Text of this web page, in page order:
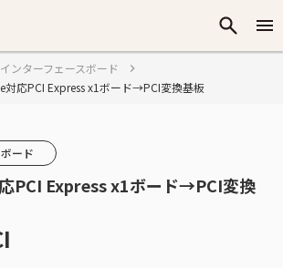
インターフェースボード
対応PCI Express x1ボード→PCI変換基板
ード
PCI Express x1ボード→PCI変換